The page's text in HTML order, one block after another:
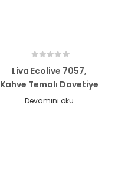
Liva Ecolive 7057,
Kahve Temalı Davetiye
Devamını oku